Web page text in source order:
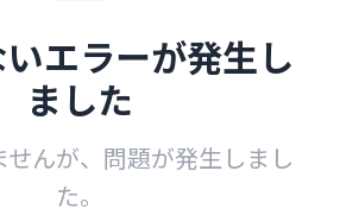
エラーが発生し
ました
せんが、問題が発生しまし
た。